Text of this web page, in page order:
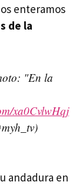
enteramos
de la
"En la
xa0CvlwHqj
andadura en